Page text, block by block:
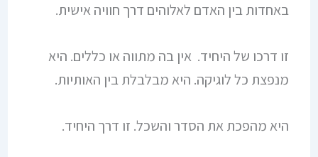
באחדות בין האדם לאלוהים דרך חוויה אישית.
זו דרכו של היחיד. אין בה מתווה או כללים. היא
מנפצת כל לוגיקה. היא מבלבלת בין האותיות.
היא מהפכת את הסדר והשכל. זו דרך היחיד.